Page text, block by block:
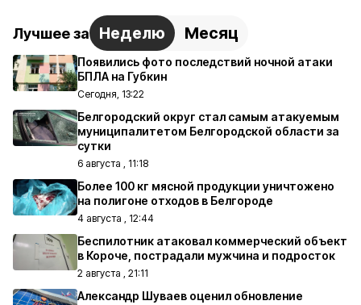
Лучшее за Неделю Месяц
Появились фото последствий ночной атаки
БПЛА на Губкин
Сегодня, 13:22
Белгородский округ стал самым атакуемым
муниципалитетом Белгородской области за
сутки
6 августа , 11:18
Более 100 кг мясной продукции уничтожено
на полигоне отходов в Белгороде
4 августа , 12:44
Беспилотник атаковал коммерческий объект
в Короче, пострадали мужчина и подросток
2 августа , 21:11
Александр Шуваев оценил обновление